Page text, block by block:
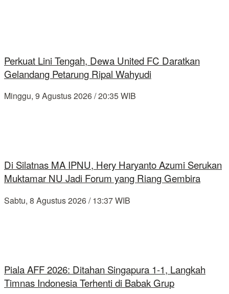
Perkuat Lini Tengah, Dewa United FC Daratkan
Gelandang Petarung Ripal Wahyudi
Minggu, 9 Agustus 2026 / 20:35 WIB
Di Silatnas MA IPNU, Hery Haryanto Azumi Serukan
Muktamar NU Jadi Forum yang Riang Gembira
Sabtu, 8 Agustus 2026 / 13:37 WIB
Piala AFF 2026: Ditahan Singapura 1-1, Langkah
Timnas Indonesia Terhenti di Babak Grup